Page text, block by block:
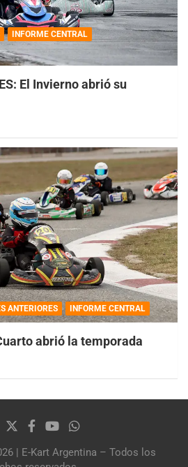
INFORME CENTRAL
El Invierno abrió su
ANTERIORES INFORME CENTRAL
abrió la temporada
| E-Kart Argentina – Todos los